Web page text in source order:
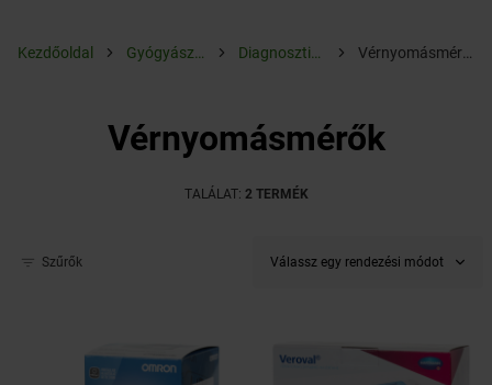
Kezdőoldal Gyógyászat Diagnosztika Vérnyomásmérők
Vérnyomásmérők
TALÁLAT: 2 TERMÉK
Szűrők Válassz egy rendezési módot